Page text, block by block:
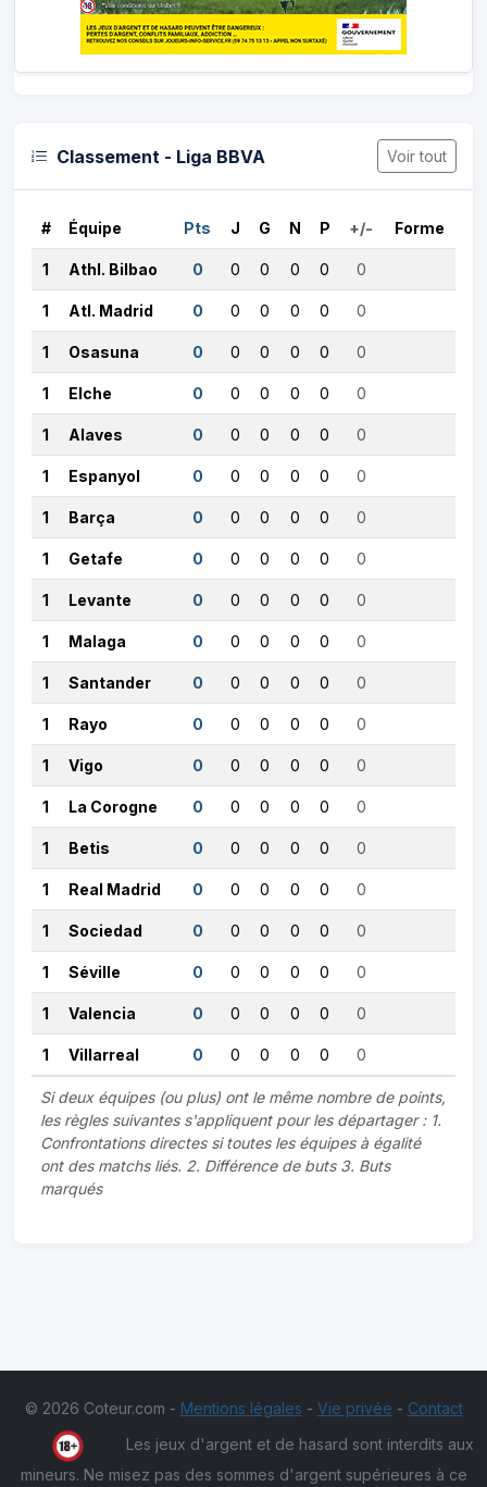
Classement - Liga BBVA Voir tout
# Équipe Pts J G N P +/- Forme
1 Athl. Bilbao 0 0 0 0 0 0
1 Atl. Madrid 0 0 0 0 0 0
1 Osasuna 0 0 0 0 0 0
1 Elche 0 0 0 0 0 0
1 Alaves 0 0 0 0 0 0
1 Espanyol 0 0 0 0 0 0
1 Barça 0 0 0 0 0 0
1 Getafe 0 0 0 0 0 0
1 Levante 0 0 0 0 0 0
1 Malaga 0 0 0 0 0 0
1 Santander 0 0 0 0 0 0
1 Rayo 0 0 0 0 0 0
1 Vigo 0 0 0 0 0 0
1 La Corogne 0 0 0 0 0 0
1 Betis 0 0 0 0 0 0
1 Real Madrid 0 0 0 0 0 0
1 Sociedad 0 0 0 0 0 0
1 Séville 0 0 0 0 0 0
1 Valencia 0 0 0 0 0 0
1 Villarreal 0 0 0 0 0 0
Si deux équipes (ou plus) ont le même nombre de points,
les règles suivantes s'appliquent pour les départager : 1.
Confrontations directes si toutes les équipes à égalité
ont des matchs liés. 2. Différence de buts 3. Buts
marqués
© 2026 Coteur.com - Mentions légales - Vie privée - Contact
Les jeux d'argent et de hasard sont interdits aux
mineurs. Ne misez pas des sommes d'argent supérieures à ce